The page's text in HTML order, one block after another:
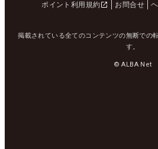
ポイント利用規約
お問合せ
掲載されている全てのコンテンツの無断での
す。
© ALBA Net